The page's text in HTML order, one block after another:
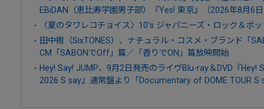
EBiDAN（恵比寿学園男子部）『Yes! 東京』（2026年8月6
〈夏のタワレコチョイス〉10's ジャパニーズ・ロック＆ポ
田中樹（SixTONES）、ナチュラル・コスメ・ブランド「
CM「SABONでOff」篇／「香りでON」篇放映開始
Hey! Say! JUMP、9月2日発売のライヴBlu-ray＆DVD『Hey!
2026 S say』通常盤より「Documentary of DOME TOUR S